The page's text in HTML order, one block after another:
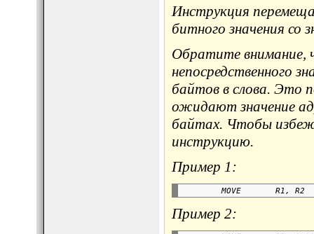
Инструкция
битного значения со
Обратите внимание,
непосредственного
байтов в слова. Это
ожидают значение
байтах. Чтобы
инструкцию.
Пример 1:
MOVE
Пример 2: